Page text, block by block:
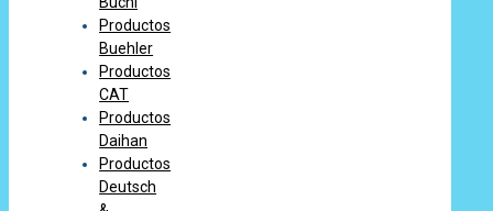
Productos
Buehler
Productos
CAT
Productos
Daihan
Productos
Deutsch